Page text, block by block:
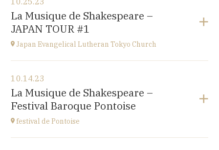
Okitama Cultural Hall - Yonezawa
JAPAN
at15H
La Musique de Shakespeare –
JAPAN TOUR #1
Japan Evangelical Lutheran Tokyo Church
Japan Evangelical Lutheran Tokyo Church
1-14-14 OKUBO SHINJUKU TOKYO, JAPAN
at14H
10.14.23
La Musique de Shakespeare –
Festival Baroque Pontoise
festival de Pontoise